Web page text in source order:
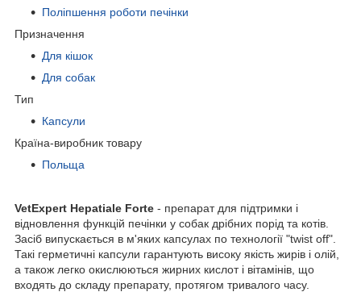
Поліпшення роботи печінки
Призначення
Для кішок
Для собак
Тип
Капсули
Країна-виробник товару
Польща
VetExpert Hepatiale Forte - препарат для підтримки і
відновлення функцій печінки у собак дрібних порід та котів.
Засіб випускається в м'яких капсулах по технології "twist off".
Такі герметичні капсули гарантують високу якість жирів і олій,
а також легко окислюються жирних кислот і вітамінів, що
входять до складу препарату, протягом тривалого часу.